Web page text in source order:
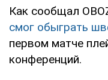
Как сообщал
смог обыграть
первом матче
конференций.